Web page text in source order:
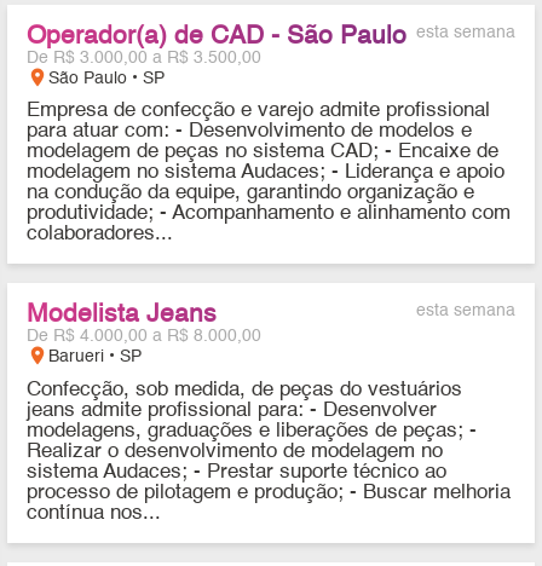
esta semana
Operador(a) de CAD - São Paulo
De R$ 3.000,00 a R$ 3.500,00
location_onSão Paulo • SP
Empresa de confecção e varejo admite profissional
para atuar com: - Desenvolvimento de modelos e
modelagem de peças no sistema CAD; - Encaixe de
modelagem no sistema Audaces; - Liderança e apoio
na condução da equipe, garantindo organização e
produtividade; - Acompanhamento e alinhamento com
colaboradores...
esta semana
Modelista Jeans
De R$ 4.000,00 a R$ 8.000,00
location_on Barueri • SP
Confecção, sob medida, de peças do vestuários
jeans admite profissional para: - Desenvolver
modelagens, graduações e liberações de peças; -
Realizar o desenvolvimento de modelagem no
sistema Audaces; - Prestar suporte técnico ao
processo de pilotagem e produção; - Buscar melhoria
contínua nos...